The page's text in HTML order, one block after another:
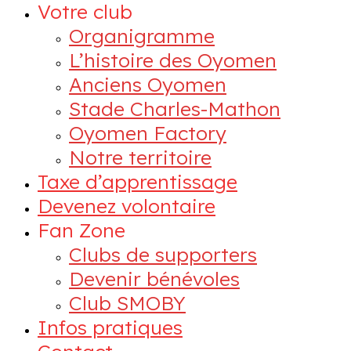
Votre club
Organigramme
L’histoire des Oyomen
Anciens Oyomen
Stade Charles-Mathon
Oyomen Factory
Notre territoire
Taxe d’apprentissage
Devenez volontaire
Fan Zone
Clubs de supporters
Devenir bénévoles
Club SMOBY
Infos pratiques